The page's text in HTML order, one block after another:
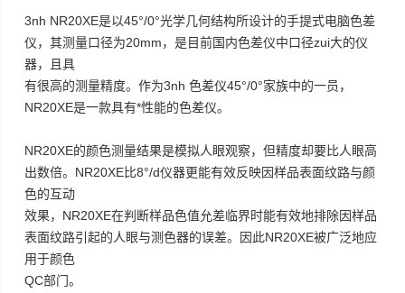
3nh NR20XE是以45°/0°光学几何结构所设计的手提式电脑色差
仪，其测量口径为20mm，是目前国内色差仪中口径zui大的仪
器，且具
有很高的测量精度。作为3nh 色差仪45°/0°家族中的一员，
NR20XE是一款具有*性能的色差仪。
NR20XE的颜色测量结果是模拟人眼观察，但精度却要比人眼高
出数倍。NR20XE比8°/d仪器更能有效反映因样品表面纹路与颜
色的互动
效果，NR20XE在判断样品色值允差临界时能有效地排除因样品
表面纹路引起的人眼与测色器的误差。因此NR20XE被广泛地应
用于颜色
QC部门。